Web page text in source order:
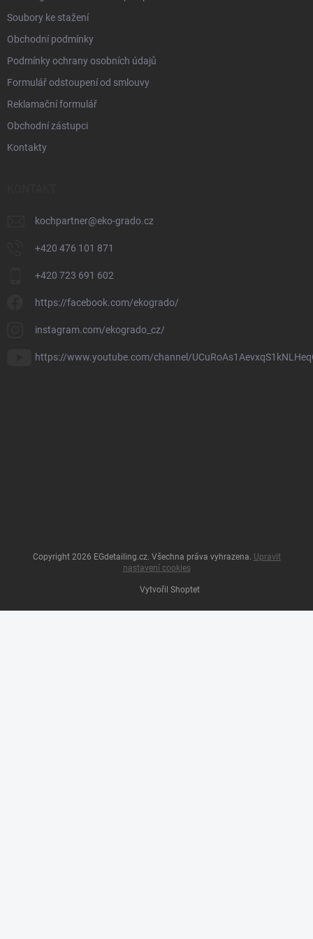
Soubory ke stažení
Obchodní podmínky
Podmínky ochrany osobních údajů
Formulář odstoupení od smlouvy
Reklamační formulář
Obchodní zástupci
Kontakty
kochpartner@eko-grado.cz
+420 476 101 871
+420 723 691 602
https://facebook.com/ekogrado/
instagram.com/ekogrado_cz/
https://www.youtube.com/channel/
Vytvořil Shoptet
Copyright 2026 EGdetailing.cz. Všechna práva vyhrazena. Upravit
nastavení cookies